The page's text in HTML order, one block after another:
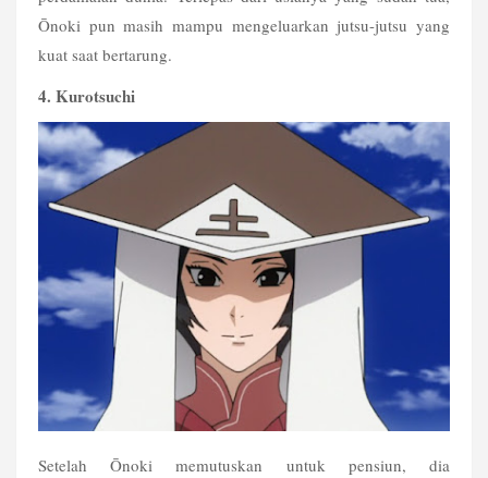
Ōnoki pun masih mampu mengeluarkan jutsu-jutsu yang
kuat saat bertarung.
4. Kurotsuchi
Setelah Ōnoki memutuskan untuk pensiun, dia